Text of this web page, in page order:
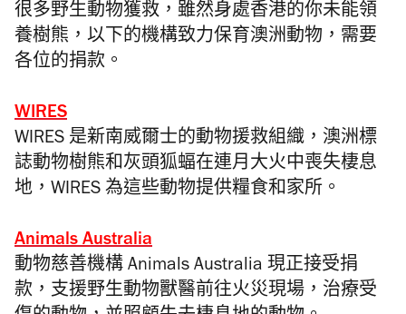
很多野生動物獲救，雖然身處香港的你未能領
養樹熊，以下的機構致力保育澳洲動物，需要
各位的捐款。
WIRES
WIRES 是新南威爾士的動物援救組織，澳洲標
誌動物樹熊和灰頭狐蝠在連月大火中喪失棲息
地，WIRES 為這些動物提供糧食和家所。
Animals Australia
動物慈善機構 Animals Australia 現正接受捐
款，支援野生動物獸醫前往火災現場，治療受